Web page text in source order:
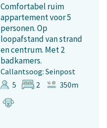
Comfortabel ruim
appartement voor 5
personen. Op
loopafstand van strand
en centrum. Met 2
badkamers.
Callantsoog: Seinpost
5
2 350m